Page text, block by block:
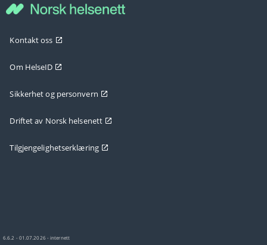
Kontakt oss
Om HelseID
Sikkerhet og personvern
Driftet av Norsk helsenett
Tilgjengelighetserklæring
6.6.2 - 01.07.2026 - internett